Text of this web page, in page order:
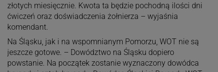
złotych miesięcznie. Kwota ta będzie pochodną ilości dni
ćwiczeń oraz doświadczenia żołnierza – wyjaśnia
komendant.
Na Śląsku, jak i na wspomnianym Pomorzu, WOT nie są
jeszcze gotowe. – Dowództwo na Śląsku dopiero
powstanie. Na początek zostanie wyznaczony dowódca